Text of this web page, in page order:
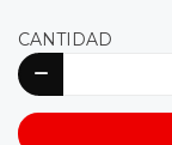
CANTIDAD